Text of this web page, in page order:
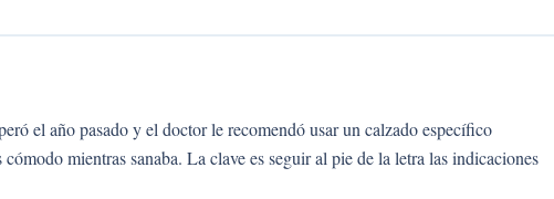
el año pasado y el doctor le recomendó usar un calzado específico
mientras sanaba. La clave es seguir al pie de la letra las indicaciones